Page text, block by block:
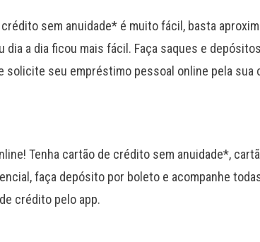
sem anuidade* é muito fácil, basta
dia a dia ficou mais fácil. Faça saques e
solicite seu empréstimo pessoal online pela sua
Tenha cartão de crédito sem anuidade*,
faça depósito por boleto e acompanhe
crédito pelo app.